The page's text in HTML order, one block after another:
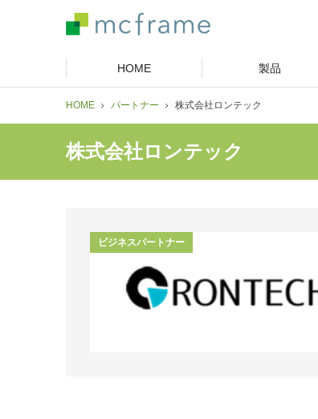
HOME 製品
HOME パートナー 株式会社ロンテック
株式会社ロンテック
ビジネスパートナー